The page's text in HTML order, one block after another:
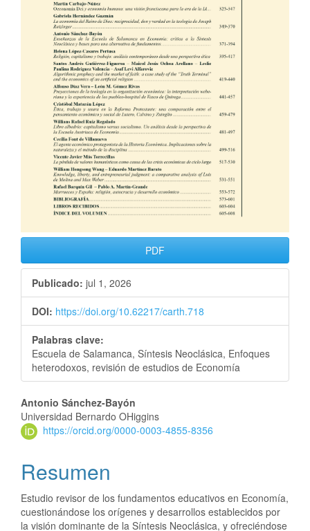
PDF
Publicado: jul 1, 2026
DOI: https://doi.org/10.62217/carth.718
Palabras clave:
Escuela de Salamanca, Síntesis Neoclásica, Enfoques
heterodoxos, revisión de estudios de Economía
Antonio Sánchez-Bayón
Universidad Bernardo OHiggins
https://orcid.org/0000-0003-4855-8356
Resumen
Estudio revisor de los fundamentos educativos en Economía,
cuestionándose los orígenes y desarrollos establecidos por
la visión dominante de la Síntesis Neoclásica, y ofreciéndose